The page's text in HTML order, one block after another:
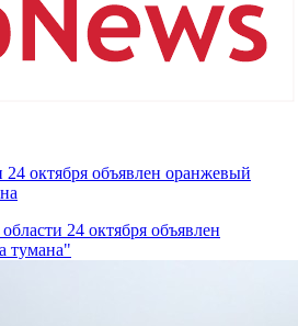
24 октября объявлен оранжевый
24 октября объявлен
тумана"